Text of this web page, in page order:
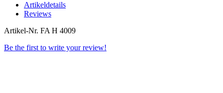
Artikeldetails
Reviews
Artikel-Nr. FA H 4009
Be the first to write your review!